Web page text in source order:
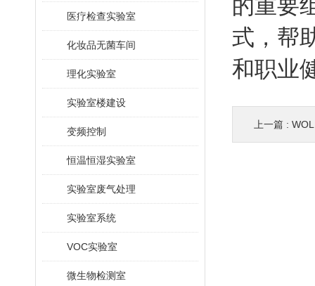
医疗检查实验室
化妆品无菌车间
理化实验室
实验室楼建设
变频控制
恒温恒湿实验室
实验室废气处理
实验室系统
VOC实验室
微生物检测室
的重要
式，帮
和职业
上一篇 :